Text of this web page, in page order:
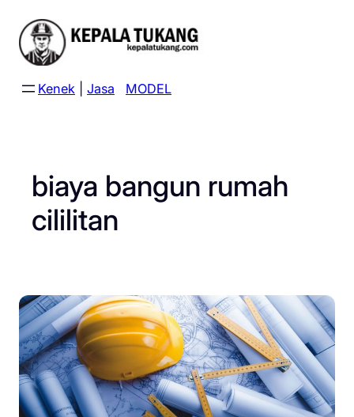
content
Kenek Jasa MODEL
biaya bangun rumah
cililitan